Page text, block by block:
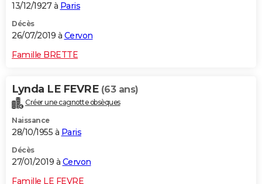
13/12/1927 à Paris
Décès
26/07/2019 à Cervon
Famille BRETTE
Lynda LE FEVRE (63 ans)
Créer une cagnotte obsèques
Naissance
28/10/1955 à Paris
Décès
27/01/2019 à Cervon
Famille LE FEVRE